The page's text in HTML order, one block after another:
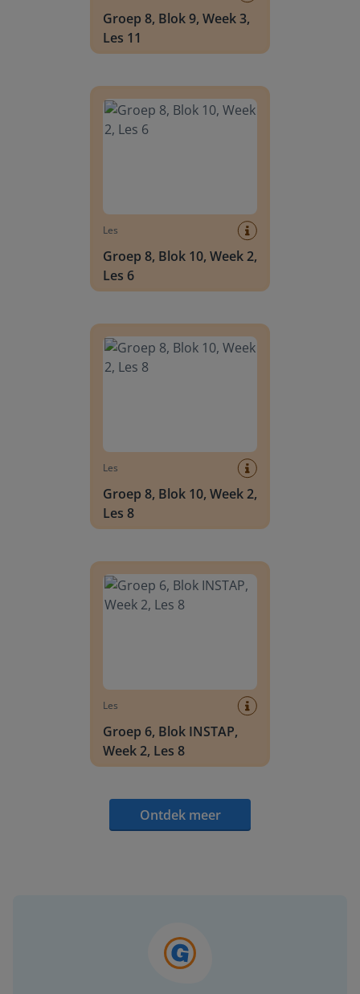
Groep 8, Blok 9, Week 3,
Les 11
Les
Groep 8, Blok 10, Week 2,
Les 6
Les
Groep 8, Blok 10, Week 2,
Les 8
Les
Groep 6, Blok INSTAP,
Week 2, Les 8
Ontdek meer